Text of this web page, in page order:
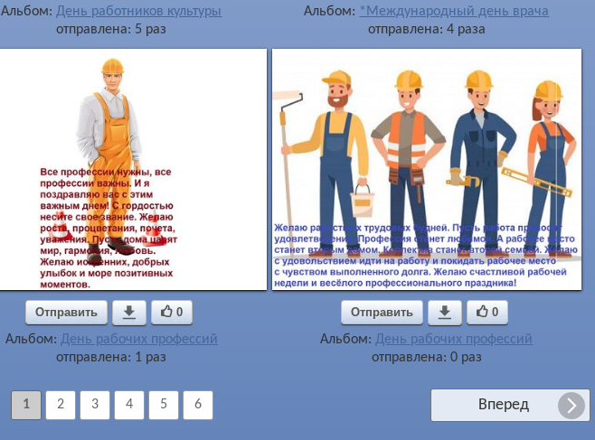
Альбом:День работников культуры
отправлена: 5 раз
Альбом: *Международный день врача
отправлена: 4 раза
Отправить  0
Альбом: День рабочих профессий
отправлена: 1 раз
Отправить  0
Альбом:День рабочих профессий
отправлена: 0 раз
Вперед
1 2 3 4 5 6